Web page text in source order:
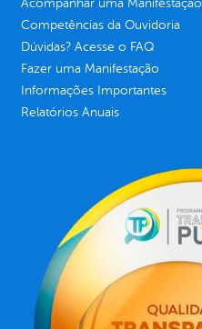
Acompanhar uma Manifestação
Competências da Ouvidoria
Dúvidas? Acesse o FAQ
Fazer uma Manifestação
Informações Importantes
Relatórios Anuais